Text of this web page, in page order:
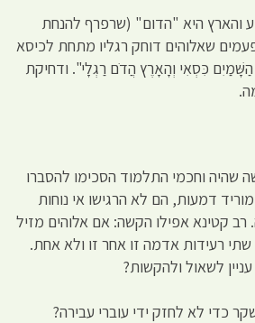
והארץ היא "הדום" (שרפרף להנחת
שאלוהים דוחק רגליו מתחת לכיסא
כִּסְאִי וְהָאָרֶץ הֲדֹם רַגְלָי". ודחיקת
שהיה וחכמי התלמוד הסכימו להסברו
דמעות, הם לא הרגישו אי נוחות
קטינא אפילו הקשה: אם אלוהים מזיל
רעידות אדמה זו אחר זו ולא אחת.
לשאול ולהקשות?